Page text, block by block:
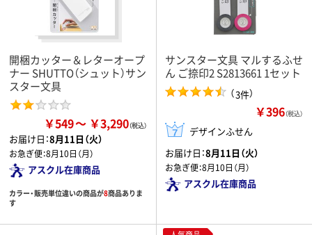
開梱カッター＆レターオープ
ナー SHUTTO（シュット）サン
スター文具
￥549 ￥3,290
お届け日：8月11日（火）
お急ぎ便：8月10日（月）
アスクル在庫商品
カラー・販売単位違いの商品が8商品ありま
す
サンスター文具 マルするふせ
ん ご捺印2 S2813661 1セット
（3件）
￥396（税込）
デザインふせん
お届け日：8月11日（火）
お急ぎ便：8月10日（月）
アスクル在庫商品